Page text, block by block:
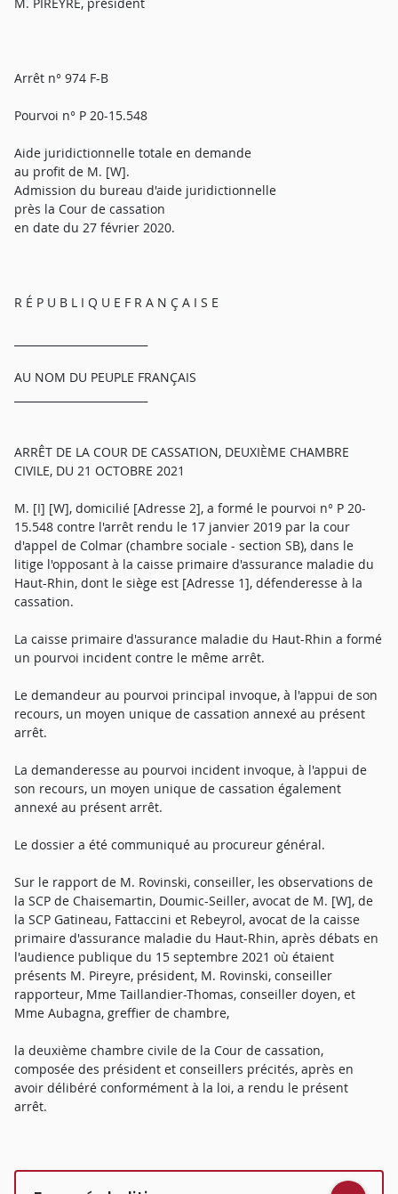
Arrêt n° 974 F-B
Pourvoi n° P 20-15.548
Aide juridictionnelle totale en demande
au profit de M. [W].
Admission du bureau d'aide juridictionnelle
près la Cour de cassation
en date du 27 février 2020.
R É P U B L I Q U E F R A N Ç A I S E
AU NOM DU PEUPLE FRANÇAIS
ARRÊT DE LA COUR DE CASSATION, DEUXIÈME CHAMBRE
CIVILE, DU 21 OCTOBRE 2021
M. [I] [W], domicilié [Adresse 2], a formé le pourvoi n° P 20-
15.548 contre l'arrêt rendu le 17 janvier 2019 par la cour
d'appel de Colmar (chambre sociale - section SB), dans le
litige l'opposant à la caisse primaire d'assurance maladie du
Haut-Rhin, dont le siège est [Adresse 1], défenderesse à la
cassation.
La caisse primaire d'assurance maladie du Haut-Rhin a formé
un pourvoi incident contre le même arrêt.
Le demandeur au pourvoi principal invoque, à l'appui de son
recours, un moyen unique de cassation annexé au présent
arrêt.
La demanderesse au pourvoi incident invoque, à l'appui de
son recours, un moyen unique de cassation également
annexé au présent arrêt.
Le dossier a été communiqué au procureur général.
Sur le rapport de M. Rovinski, conseiller, les observations de
la SCP de Chaisemartin, Doumic-Seiller, avocat de M. [W], de
la SCP Gatineau, Fattaccini et Rebeyrol, avocat de la caisse
primaire d'assurance maladie du Haut-Rhin, après débats en
l'audience publique du 15 septembre 2021 où étaient
présents M. Pireyre, président, M. Rovinski, conseiller
rapporteur, Mme Taillandier-Thomas, conseiller doyen, et
Mme Aubagna, greffier de chambre,
la deuxième chambre civile de la Cour de cassation,
composée des président et conseillers précités, après en
avoir délibéré conformément à la loi, a rendu le présent
arrêt.